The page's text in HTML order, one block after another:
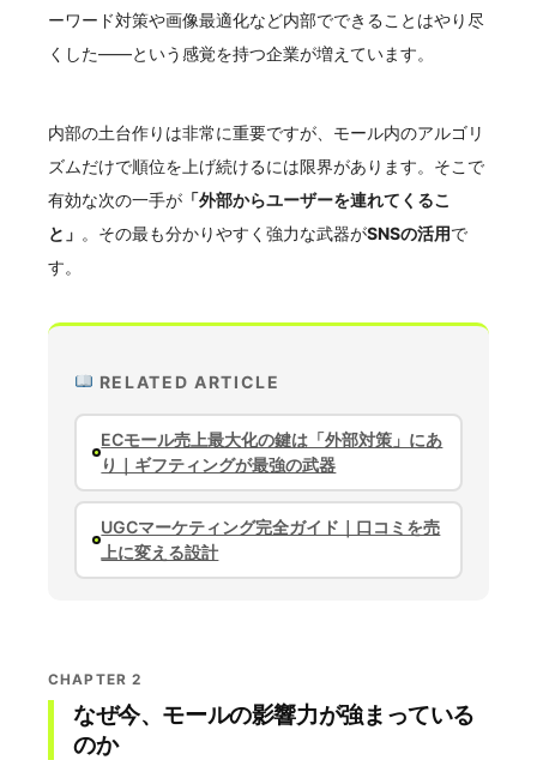
ーワード対策や画像最適化など内部でできることはやり尽
くした——という感覚を持つ企業が増えています。
内部の土台作りは非常に重要ですが、モール内のアルゴリ
ズムだけで順位を上げ続けるには限界があります。そこで
有効な次の一手が「外部からユーザーを連れてくるこ
と」 。その最も分かりやすく強力な武器がSNSの活用で
す。
RELATED ARTICLE
ECモール売上最大化の鍵は「外部対策」にあ
り｜ギフティングが最強の武器
UGCマーケティング完全ガイド｜口コミを売
上に変える設計
CHAPTER 2
なぜ今、モールの影響力が強まっている
のか